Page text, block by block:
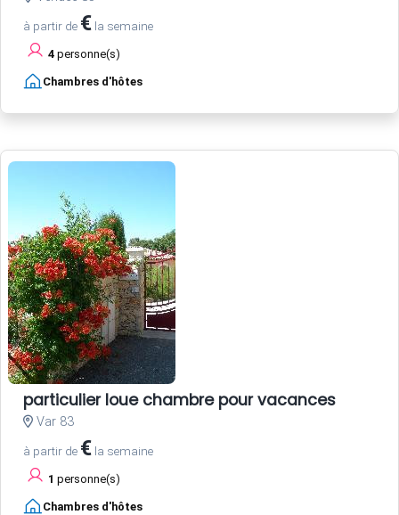
à partir de € la semaine
4 personne(s)
Chambres d'hôtes
particulier loue chambre pour vacances
Var 83
à partir de € la semaine
1 personne(s)
Chambres d'hôtes